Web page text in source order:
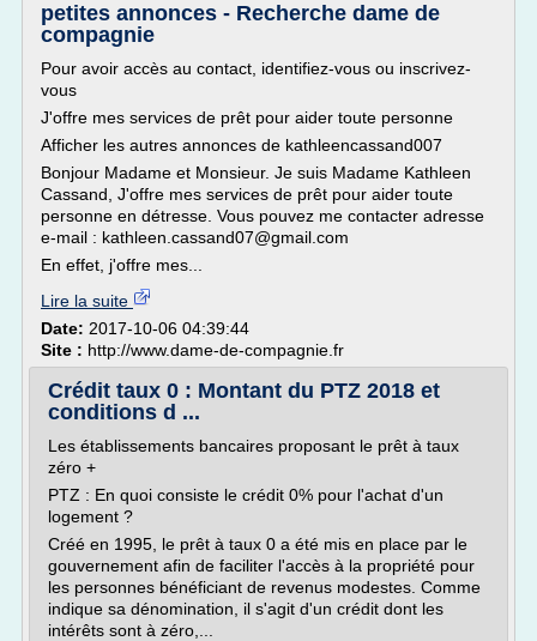
petites annonces - Recherche dame de
compagnie
Pour avoir accès au contact, identifiez-vous ou inscrivez-
vous
J'offre mes services de prêt pour aider toute personne
Afficher les autres annonces de kathleencassand007
Bonjour Madame et Monsieur. Je suis Madame Kathleen
Cassand, J'offre mes services de prêt pour aider toute
personne en détresse. Vous pouvez me contacter adresse
e-mail : kathleen.cassand07@gmail.com
En effet, j'offre mes...
Lire la suite
Date: 2017-10-06 04:39:44
Site : http://www.dame-de-compagnie.fr
Crédit taux 0 : Montant du PTZ 2018 et
conditions d ...
Les établissements bancaires proposant le prêt à taux
zéro +
PTZ : En quoi consiste le crédit 0% pour l'achat d'un
logement ?
Créé en 1995, le prêt à taux 0 a été mis en place par le
gouvernement afin de faciliter l'accès à la propriété pour
les personnes bénéficiant de revenus modestes. Comme
indique sa dénomination, il s'agit d'un crédit dont les
intérêts sont à zéro,...